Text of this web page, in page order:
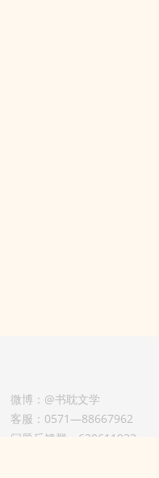
微博：@书耽文学
客服：0571—88667962
问题反馈群：630611933